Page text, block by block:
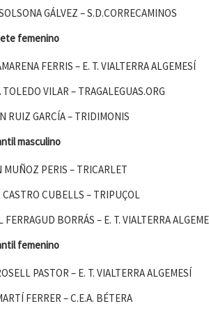
GÁLVEZ – S.D.CORRECAMINOS
femenino
FERRIS – E. T. VIALTERRA ALGEMESÍ
TOLEDO VILAR – TRAGALEGUAS.ORG
RUIZ GARCÍA – TRIDIMONIS
masculino
MUÑOZ PERIS – TRICARLET
CASTRO CUBELLS – TRIPUÇOL
FERRAGUD BORRÁS – E. T. VIALTERRA
femenino
PASTOR – E. T. VIALTERRA ALGEMESÍ
FERRER – C.E.A. BÉTERA